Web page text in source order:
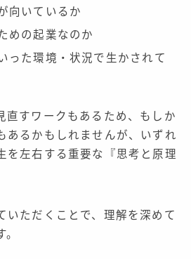
向いているか
めの起業なのか
った環境・状況で生かされて
直すワークもあるため、もしか
あるかもしれませんが、いずれ
を左右する重要な『思考と原理
いただくことで、理解を深めて